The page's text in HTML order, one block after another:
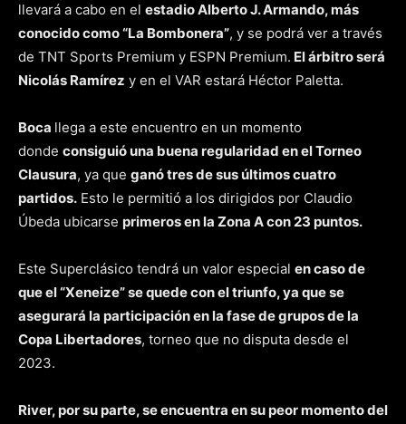
llevará a cabo en el estadio Alberto J. Armando, más
conocido como “La Bombonera”, y se podrá ver a través
de TNT Sports Premium y ESPN Premium. El árbitro será
Nicolás Ramírez y en el VAR estará Héctor Paletta.
Boca llega a este encuentro en un momento
donde consiguió una buena regularidad en el Torneo
Clausura, ya que ganó tres de sus últimos cuatro
partidos. Esto le permitió a los dirigidos por Claudio
Úbeda ubicarse primeros en la Zona A con 23 puntos.
Este Superclásico tendrá un valor especial en caso de
que el “Xeneize” se quede con el triunfo, ya que se
asegurará la participación en la fase de grupos de la
Copa Libertadores, torneo que no disputa desde el
2023.
River, por su parte, se encuentra en su peor momento del